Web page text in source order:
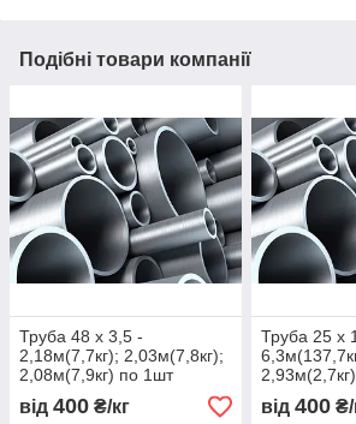
Подібні товари компанії
Труба 48 х 3,5 -
2,18м(7,7кг); 2,03м(7,8кг);
2,08м(7,9кг) по 1шт
від 400 ₴/кг
Труба 25 х
від 400₴/